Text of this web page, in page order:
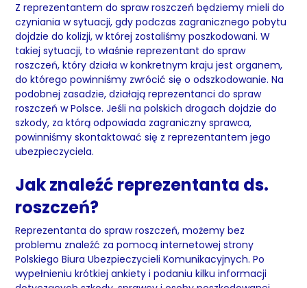
Z reprezentantem do spraw roszczeń będziemy mieli do
czyniania w sytuacji, gdy podczas zagranicznego pobytu
dojdzie do kolizji, w której zostaliśmy poszkodowani. W
takiej sytuacji, to właśnie reprezentant do spraw
roszczeń, który działa w konkretnym kraju jest organem,
do którego powinniśmy zwrócić się o odszkodowanie. Na
podobnej zasadzie, działają reprezentanci do spraw
roszczeń w Polsce. Jeśli na polskich drogach dojdzie do
szkody, za którą odpowiada zagraniczny sprawca,
powinniśmy skontaktować się z reprezentantem jego
ubezpieczyciela.
Jak znaleźć reprezentanta ds.
roszczeń?
Reprezentanta do spraw roszczeń, możemy bez
problemu znaleźć za pomocą internetowej strony
Polskiego Biura Ubezpieczycieli Komunikacyjnych. Po
wypełnieniu krótkiej ankiety i podaniu kilku informacji